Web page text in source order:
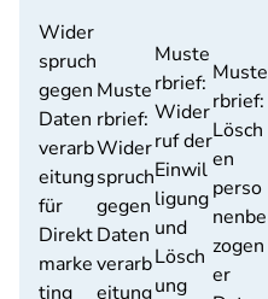
Wider
spruch
gegen
Daten
verarb
eitung
für
Direkt
marke
ting
Muste
rbrief:
Wider
spruch
gegen
Daten
verarb
eitung
Muste
rbrief:
Wider
ruf der
Einwil
ligung
und
Lösch
ung
Muste
rbrief:
Lösch
en
perso
nenbe
zogen
er